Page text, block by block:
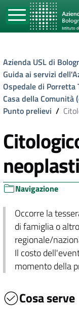
Azienda USL di
Guida ai servizi
Ospedale di Porretta
Casa della Comunità
Punto prelievi /
Navigazione
Occorre la
di famiglia o
regionale/
Il costo
momento della
Cosa serve